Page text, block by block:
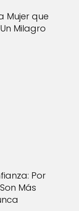
Mujer que
Milagro
Por
Más